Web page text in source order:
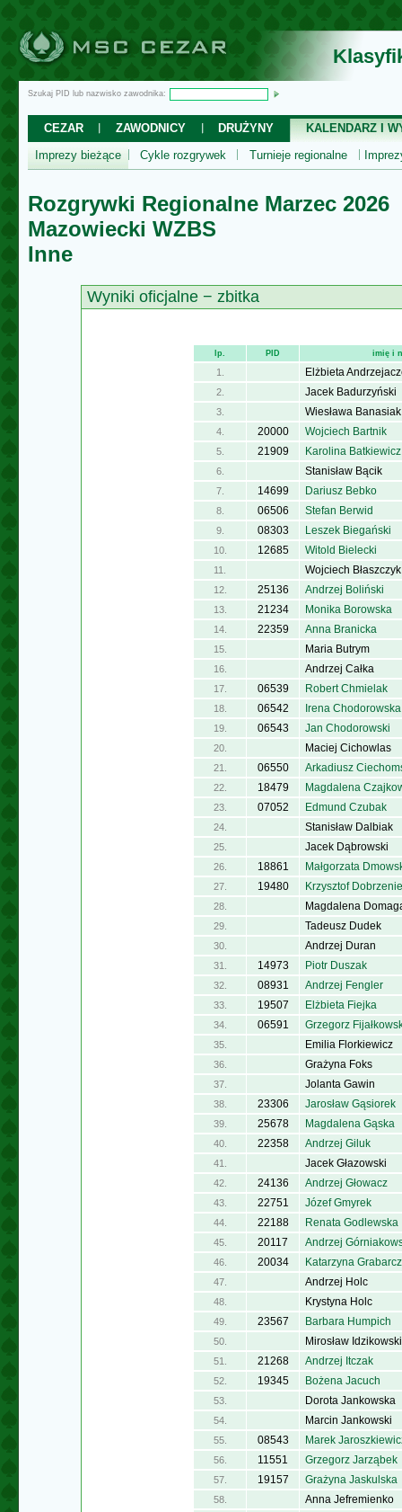
Szukaj PID lub nazwisko zawodnika:
CEZAR ZAWODNICY DRUŻYNY
KALENDARZ I
Imprezy bieżące
Cykle rozgrywek Turnieje regionalne
Rozgrywki Regionalne Marzec 2026
Mazowiecki WZBS
Inne
Wyniki oficjalne − zbitka
lp. PID imię i
1. Elżbieta
2. Jacek Badurzyński
3. Wiesława Banasiak
4. 20000 Wojciech Bartnik
5. 21909 Karolina Batkiewicz
6. Stanisław Bącik
7. 14699 Dariusz Bebko
8. 06506 Stefan Berwid
9. 08303 Leszek Biegański
10. 12685 Witold Bielecki
11. Wojciech Błaszczyk
12. 25136 Andrzej Boliński
13. 21234 Monika Borowska
14. 22359 Anna Branicka
15. Maria Butrym
16. Andrzej Całka
17. 06539 Robert Chmielak
18. 06542 Irena Chodorowska
19. 06543 Jan Chodorowski
20. Maciej Cichowlas
21. 06550 Arkadiusz
22. 18479 Magdalena
23. 07052 Edmund Czubak
24. Stanisław Dalbiak
25. Jacek Dąbrowski
26. 18861 Małgorzata
27. 19480 Krzysztof
28. Magdalena
29. Tadeusz Dudek
30. Andrzej Duran
31. 14973 Piotr Duszak
32. 08931 Andrzej Fengler
33. 19507 Elżbieta Fiejka
34. 06591 Grzegorz
35. Emilia Florkiewicz
36. Grażyna Foks
37. Jolanta Gawin
38. 23306 Jarosław Gąsiorek
39. 25678 Magdalena Gąska
40. 22358 Andrzej Giluk
41. Jacek Głazowski
42. 24136 Andrzej Głowacz
43. 22751 Józef Gmyrek
44. 22188 Renata Godlewska
45. 20117 Andrzej
46. 20034 Katarzyna
47. Andrzej Holc
48. Krystyna Holc
49. 23567 Barbara Humpich
50. Mirosław Idzikowski
51. 21268 Andrzej Itczak
52. 19345 Bożena Jacuch
53. Dorota Jankowska
54. Marcin Jankowski
55. 08543 Marek
56. 11551 Grzegorz Jarząbek
57. 19157 Grażyna Jaskulska
58. Anna Jefremienko